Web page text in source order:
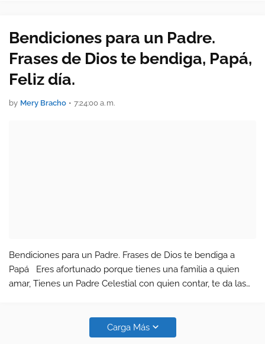
Bendiciones para un Padre.
Frases de Dios te bendiga, Papá,
Feliz día.
by Mery Bracho • 7:24:00 a. m.
Bendiciones para un Padre. Frases de Dios te bendiga a
Papá Eres afortunado porque tienes una familia a quien
amar, Tienes un Padre Celestial con quien contar, te da las
Carga Más